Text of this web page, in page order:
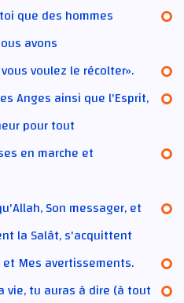
que des hommes
avons
voulez le récolter».
Anges ainsi que l'Esprit,
pour tout
en marche et
Son messager, et
la Salât, s'acquittent
Mes avertissements.
vie, tu auras à dire (à tout